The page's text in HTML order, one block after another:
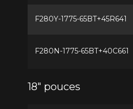
F280Y-1775-65BT+45R641
F280N-1775-65BT+40C661
18" pouces